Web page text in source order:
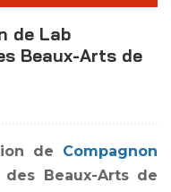
de Lab
Beaux-Arts de
de Compagnon
Beaux-Arts de